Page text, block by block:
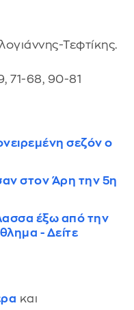
Τεφτίκης.
71-68, 90-81
σεζόν ο
στον Άρη την 5η
έξω από την
- Δείτε
και